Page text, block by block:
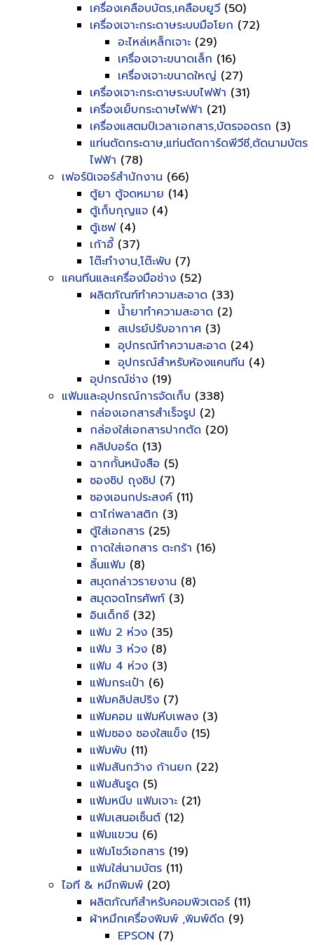
เครื่องเคลือบบัตร,เคลือบยูวี (50)
เครื่องเจาะกระดาษระบบมือโยก (72)
อะไหล่เหล็กเจาะ (29)
เครื่องเจาะขนาดเล็ก (16)
เครื่องเจาะขนาดใหญ่ (27)
เครื่องเจาะกระดาษระบบไฟฟ้า (31)
เครื่องเย็บกระดาษไฟฟ้า (21)
เครื่องแสตมป์เวลาเอกสาร,บัตรจอดรถ (3)
แท่นตัดกระดาษ,แท่นตัดการ์ดพีวีซี,ตัดนามบัตร
ไฟฟ้า (78)
เฟอร์นิเจอร์สำนักงาน (66)
ตู้ยา ตู้จดหมาย (14)
ตู้เก็บกุญแจ (4)
ตู้เซฟ(4)
เก้าอี้ (37)
โต๊ะทำงาน,โต๊ะพับ (7)
แคนทีนและเครื่องมือช่าง (52)
ผลิตภัณฑ์ทำความสะอาด (33)
น้ำยาทำความสะอาด (2)
สเปรย์ปรับอากาศ (3)
อุปกรณ์ทำความสะอาด (24)
อุปกรณ์สำหรับห้องแคนทีน (4)
อุปกรณ์ช่าง (19)
แฟ้มและอุปกรณ์การจัดเก็บ (338)
กล่องเอกสารสำเร็จรูป (2)
กล่องใส่เอกสารปากตัด (20)
คลิปบอร์ด (13)
ฉากกั้นหนังสือ (5)
ซองซิป ถุงซิป (7)
ซองเอนกประสงค์ (11)
ตาไก่พลาสติก (3)
ตู้ใส่เอกสาร (25)
ถาดใส่เอกสาร ตะกร้า (16)
ลิ้นแฟ้ม (8)
สมุดกล่าวรายงาน (8)
สมุดจดโทรศัพท์ (3)
อินเด็กซ์ (32)
แฟ้ม 2 ห่วง (35)
แฟ้ม 3 ห่วง (8)
แฟ้ม 4 ห่วง (3)
แฟ้มกระเป๋า (6)
แฟ้มคลิปสปริง (7)
แฟ้มคอม แฟ้มหีบเพลง (3)
แฟ้มซอง ซองใสแข็ง (15)
แฟ้มพับ (11)
แฟ้มสันกว้าง ก้านยก (22)
แฟ้มสันรูด (5)
แฟ้มหนีบ แฟ้มเจาะ (21)
แฟ้มเสนอเซ็นต์ (12)
แฟ้มแขวน (6)
แฟ้มโชว์เอกสาร (19)
แฟ้มใส่นามบัตร (11)
ไอที & หมึกพิมพ์ (20)
ผลิตภัณฑ์สำหรับคอมพิวเตอร์ (11)
ผ้าหมึกเครื่องพิมพ์ ,พิมพ์ดีด (9)
EPSON (7)